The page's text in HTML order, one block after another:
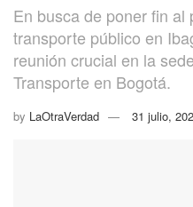
En busca de poner fin al
transporte público en
reunión crucial en la
Transporte en Bogotá.
by LaOtraVerdad 31 julio,